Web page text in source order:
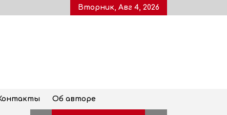
Вторник, Авг 4, 2026
Об авторе